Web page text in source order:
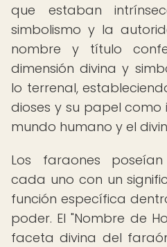
que estaban
simbolismo y la
nombre y título
dimensión divina y
lo terrenal,
dioses y su papel como
mundo humano y el
Los faraones
cada uno con un
función específica
poder. El "Nombre de
faceta divina del